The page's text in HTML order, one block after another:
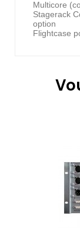
Multicore
Stagerack
option
Flightcase